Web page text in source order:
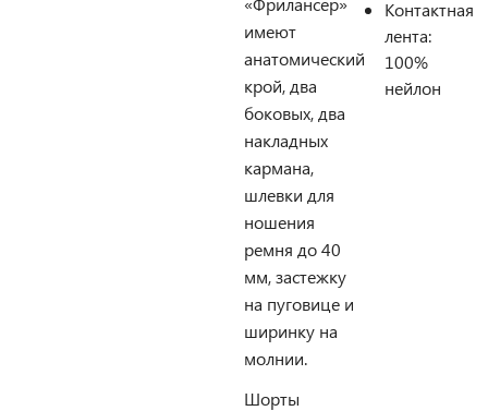
имеют
анатомический
крой, два
боковых, два
накладных
кармана,
шлевки для
ношения
ремня до 40
мм, застежку
на пуговице и
ширинку на
молнии.
Шорты
Контактная
лента:
100%
нейлон